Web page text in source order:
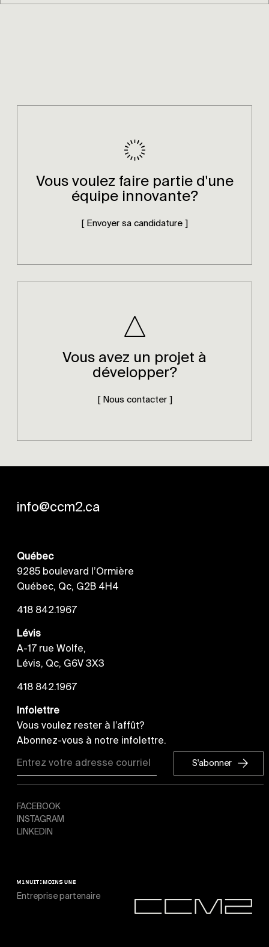
Vous voulez faire partie d'une
équipe innovante?
[ Envoyer sa candidature ]
Vous avez un projet à
développer?
[ Nous contacter ]
info@ccm2.ca
Québec
9285 boulevard l’Ormière
Québec, Qc, G2B 4H4
418 842.1967
Lévis
A-17 rue Wolfe,
Lévis, Qc, G6V 3X3
418 842.1967
Infolettre
Vous voulez rester à l’affût?
Abonnez-vous à notre infolettre.
S'abonner
S'abonner
FACEBOOK
INSTAGRAM
LINKEDIN
Entreprise partenaire